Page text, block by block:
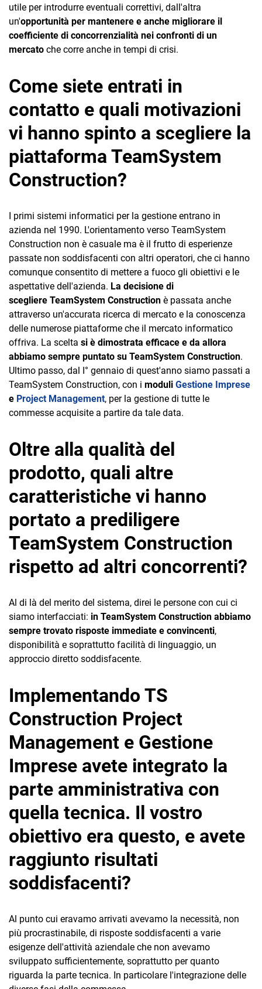
utile per introdurre eventuali correttivi, dall'altra
un'opportunità per mantenere e anche migliorare il
coefficiente di concorrenzialità nei confronti di un
mercato che corre anche in tempi di crisi.
Come siete entrati in
contatto e quali motivazioni
vi hanno spinto a scegliere la
piattaforma TeamSystem
Construction?
I primi sistemi informatici per la gestione entrano in
azienda nel 1990. L'orientamento verso TeamSystem
Construction non è casuale ma è il frutto di esperienze
passate non soddisfacenti con altri operatori, che ci hanno
comunque consentito di mettere a fuoco gli obiettivi e le
aspettative dell'azienda. La decisione di
scegliere TeamSystem Construction è passata anche
attraverso un'accurata ricerca di mercato e la conoscenza
delle numerose piattaforme che il mercato informatico
offriva. La scelta si è dimostrata efficace e da allora
abbiamo sempre puntato su TeamSystem Construction.
Ultimo passo, dal I° gennaio di quest'anno siamo passati a
TeamSystem Construction, con i moduli Gestione Imprese
e Project Management, per la gestione di tutte le
commesse acquisite a partire da tale data.
Oltre alla qualità del
prodotto, quali altre
caratteristiche vi hanno
portato a prediligere
TeamSystem Construction
rispetto ad altri concorrenti?
Al di là del merito del sistema, direi le persone con cui ci
siamo interfacciati: in TeamSystem Construction abbiamo
sempre trovato risposte immediate e convincenti,
disponibilità e soprattutto facilità di linguaggio, un
approccio diretto soddisfacente.
Implementando TS
Construction Project
Management e Gestione
Imprese avete integrato la
parte amministrativa con
quella tecnica. Il vostro
obiettivo era questo, e avete
raggiunto risultati
soddisfacenti?
Al punto cui eravamo arrivati avevamo la necessità, non
più procrastinabile, di risposte soddisfacenti a varie
esigenze dell'attività aziendale che non avevamo
sviluppato sufficientemente, soprattutto per quanto
riguarda la parte tecnica. In particolare l'integrazione delle